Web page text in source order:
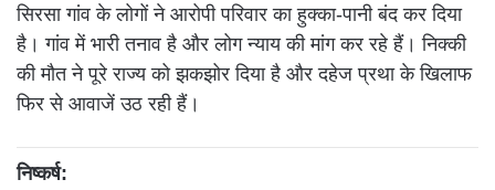
सिरसा गांव के लोगों ने आरोपी परिवार का हुक्का-पानी बंद कर दिया
है। गांव में भारी तनाव है और लोग न्याय की मांग कर रहे हैं। निक्की
की मौत ने पूरे राज्य को झकझोर दिया है और दहेज प्रथा के खिलाफ
फिर से आवाजें उठ रही हैं।
निष्कर्ष: